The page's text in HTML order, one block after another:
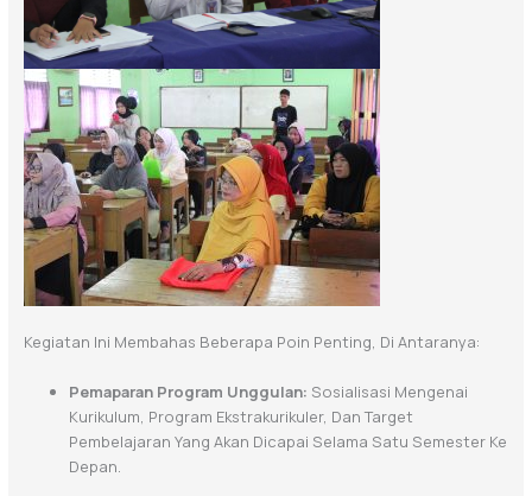
Kegiatan Ini Membahas Beberapa Poin Penting, Di Antaranya:
Pemaparan Program Unggulan: Sosialisasi Mengenai
Kurikulum, Program Ekstrakurikuler, Dan Target
Pembelajaran Yang Akan Dicapai Selama Satu Semester Ke
Depan.